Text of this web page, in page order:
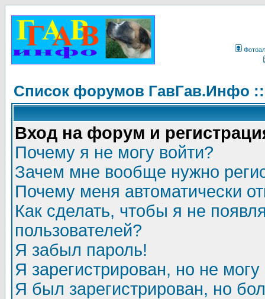
Список форумов ГавГав.Инфо
Вход на форум и
Почему я не могу войти?
Зачем мне вообще нужно
Почему меня автоматически
Как сделать, чтобы я не
пользователей?
Я забыл пароль!
Я зарегистрирован, но не могу
Я был зарегистрирован, но